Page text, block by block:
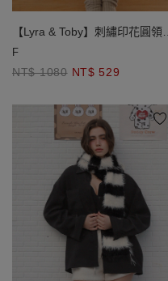
【Lyra & Toby】刺繡印花圓領長
袖寬版大學 TEE
F
NT$ 1080 NT$ 529